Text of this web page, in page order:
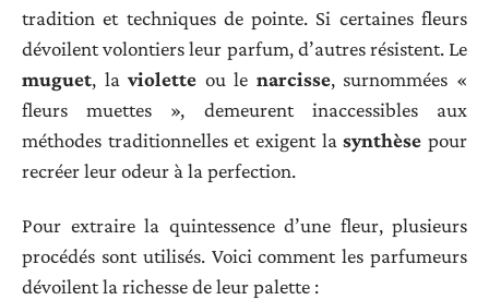
tradition et techniques de pointe. Si certaines fleurs
dévoilent volontiers leur parfum, d’autres résistent. Le
muguet, laviolette ou le narcisse, surnommées «
fleurs muettes », demeurent inaccessibles aux
méthodes traditionnelles et exigent lasynthèse pour
recréer leur odeur à la perfection.
Pour extraire la quintessence d’une fleur, plusieurs
procédés sont utilisés. Voici comment les parfumeurs
dévoilent la richesse de leur palette :